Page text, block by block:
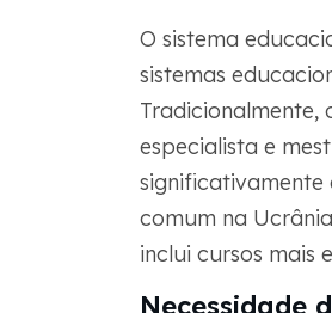
O sistema
sistemas
Tradicionalmente,
especialista e
significativamente
comum na
inclui cursos mais
Necessidade